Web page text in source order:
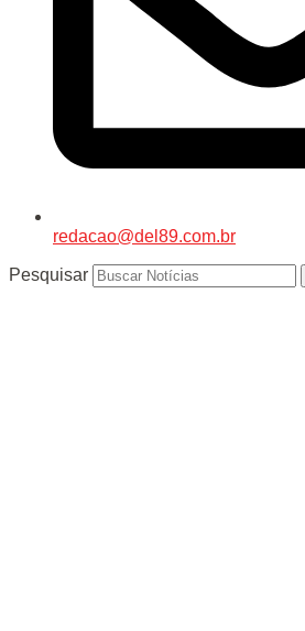
redacao@del89.com.br
Pesquisar